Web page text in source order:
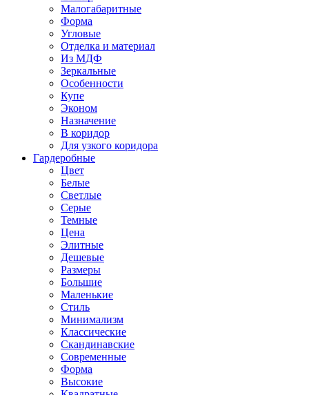
Малогабаритные
Форма
Угловые
Отделка и материал
Из МДФ
Зеркальные
Особенности
Купе
Эконом
Назначение
В коридор
Для узкого коридора
Гардеробные
Цвет
Белые
Светлые
Серые
Темные
Цена
Элитные
Дешевые
Размеры
Большие
Маленькие
Стиль
Минимализм
Классические
Скандинавские
Современные
Форма
Высокие